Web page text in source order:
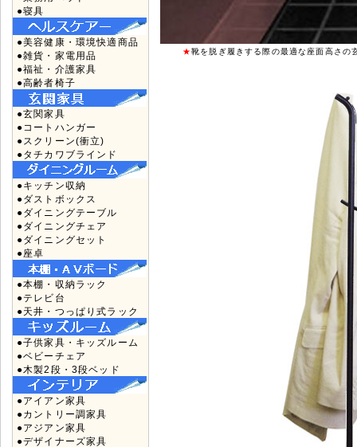
●寝具
●美容健康・環境快適商品
●雑貨・家電用品
●福祉・介護家具
●高齢者椅子
●玄関家具
●コートハンガー
●スクリーン(衝立)
●タチカワブラインド
●キッチン収納
●ダストボックス
●ダイニングテーブル
●ダイニングチェア
●ダイニングセット
●座卓
●本棚・収納ラック
●テレビ台
●天井・つっぱり式ラック
●子供家具・キッズルーム
●ベビーチェア
●木製2段・3段ベッド
●アイアン家具
●カントリー調家具
●アジアン家具
●デザイナーズ家具
★靴を脱ぎ履きする際の最適な座面高さの